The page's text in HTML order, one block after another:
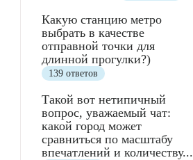
Какую станцию метро
выбрать в качестве
отправной точки для
длинной прогулки?)
139 ответов
Такой вот нетипичный
вопрос, уважаемый чат:
какой город может
сравниться по масштабу
впечатлений и количеству...